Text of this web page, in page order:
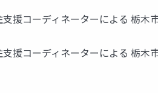
援コーディネーターによる 栃木
支援コーディネーターによる 栃